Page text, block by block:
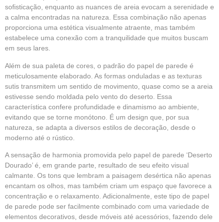
sofisticação, enquanto as nuances de areia evocam a serenidade e
a calma encontradas na natureza. Essa combinação não apenas
proporciona uma estética visualmente atraente, mas também
estabelece uma conexão com a tranquilidade que muitos buscam
em seus lares.
Além de sua paleta de cores, o padrão do papel de parede é
meticulosamente elaborado. As formas onduladas e as texturas
sutis transmitem um sentido de movimento, quase como se a areia
estivesse sendo moldada pelo vento do deserto. Essa
característica confere profundidade e dinamismo ao ambiente,
evitando que se torne monótono. É um design que, por sua
natureza, se adapta a diversos estilos de decoração, desde o
moderno até o rústico.
A sensação de harmonia promovida pelo papel de parede ‘Deserto
Dourado’ é, em grande parte, resultado de seu efeito visual
calmante. Os tons que lembram a paisagem desértica não apenas
encantam os olhos, mas também criam um espaço que favorece a
concentração e o relaxamento. Adicionalmente, este tipo de papel
de parede pode ser facilmente combinado com uma variedade de
elementos decorativos, desde móveis até acessórios, fazendo dele